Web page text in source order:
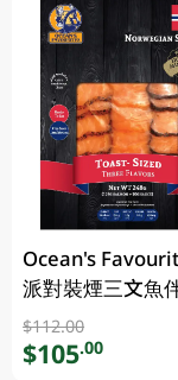
Ocean's
派對裝煙三文魚
末醬 248GM
$112.00
$105.00